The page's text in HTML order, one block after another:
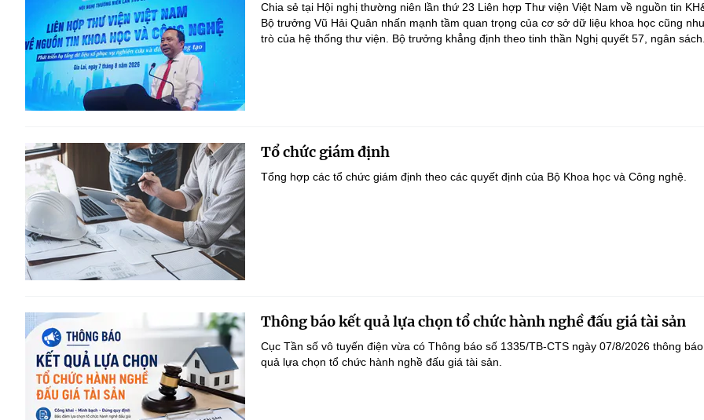
Chia sẻ tại Hội nghị thường niên lần thứ 23 Liên hợp Thư viện Việt Nam về nguồn tin
Bộ trưởng Vũ Hải Quân nhấn mạnh tầm quan trọng của cơ sở dữ liệu khoa học cũng
trò của hệ thống thư viện. Bộ trưởng khẳng định theo tinh thần Nghị quyết 57, ngân
Tổ chức giám định
Tổng hợp các tổ chức giám định theo các quyết định của Bộ Khoa học và Công nghệ.
Thông báo kết quả lựa chọn tổ chức hành nghề đấu giá tài sản
Cục Tần số vô tuyến điện vừa có Thông báo số 1335/TB-CTS ngày 07/8/2026 thông
quả lựa chọn tổ chức hành nghề đấu giá tài sản.